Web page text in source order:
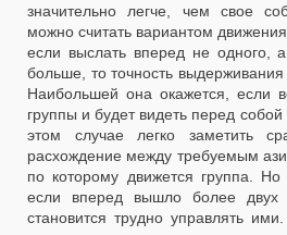
значительно легче, чем свое
можно считать вариантом
если выслать вперед не одного,
больше, то точность выдерживания
Наибольшей она окажется, если
группы и будет видеть перед
этом случае легко заметить
расхождение между требуемым
по которому движется группа. Но
если вперед вышло более двух
становится трудно управлять